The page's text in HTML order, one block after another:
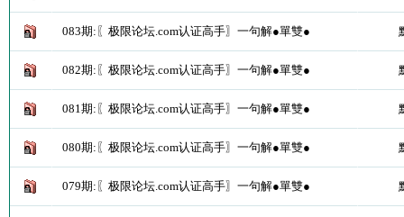
083期:〖极限论坛.com认证高手〗一句解●單雙●
082期:〖极限论坛.com认证高手〗一句解●單雙●
081期:〖极限论坛.com认证高手〗一句解●單雙●
080期:〖极限论坛.com认证高手〗一句解●單雙●
079期:〖极限论坛.com认证高手〗一句解●單雙●